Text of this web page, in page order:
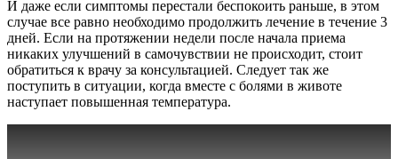
И даже если симптомы перестали беспокоить раньше, в этом
случае все равно необходимо продолжить лечение в течение 3
дней. Если на протяжении недели после начала приема
никаких улучшений в самочувствии не происходит, стоит
обратиться к врачу за консультацией. Следует так же
поступить в ситуации, когда вместе с болями в животе
наступает повышенная температура.